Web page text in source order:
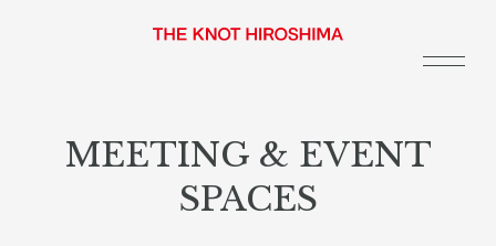
MEETING & EVENT
SPACES